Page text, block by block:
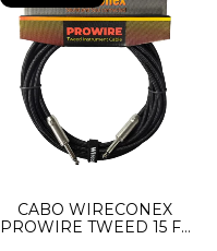
CABO WIRECONEX
PROWIRE TWEED 15 FT